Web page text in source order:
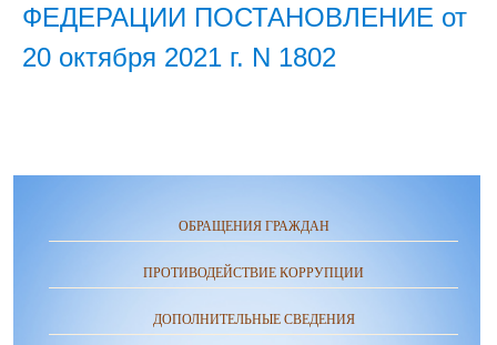
ФЕДЕРАЦИИ ПОСТАНОВЛЕНИЕ от
20 октября 2021 г. N 1802
ОБРАЩЕНИЯ ГРАЖДАН
ПРОТИВОДЕЙСТВИЕ КОРРУПЦИИ
ДОПОЛНИТЕЛЬНЫЕ СВЕДЕНИЯ